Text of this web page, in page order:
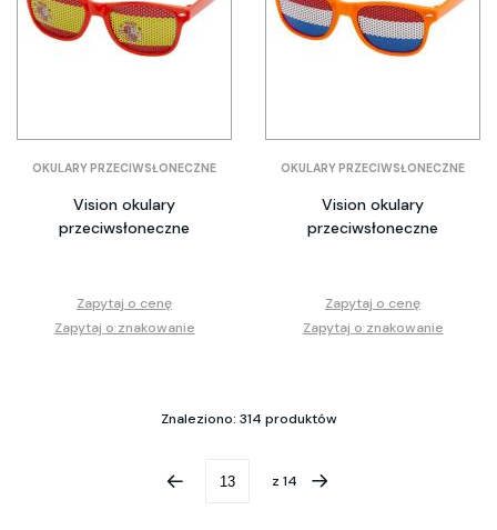
OKULARY PRZECIWSŁONECZNE
Vision okulary
przeciwsłoneczne
Zapytaj o cenę
Zapytaj o znakowanie
OKULARY PRZECIWSŁONECZNE
Vision okulary
przeciwsłoneczne
Zapytaj o cenę
Zapytaj o znakowanie
Znaleziono: 314 produktów
z 14